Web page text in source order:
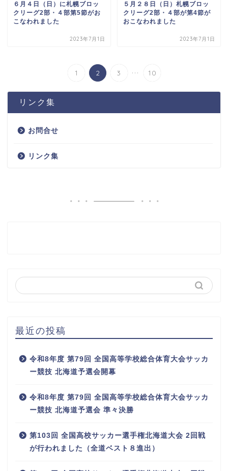
６月４日（日）に札幌ブロッ
クリーグ2部・４部第5節がお
こなわれました
2023年7月1日
５月２８日（日）札幌ブロッ
クリーグ2部・４部が第4節が
おこなわれました
2023年7月1日
1 2 3 ... 10
リンク集
お問合せ
リンク集
最近の投稿
令和8年度 第79回 全国高等学校総合体育大会サッカ
ー競技 北海道予選会開幕
令和8年度 第79回 全国高等学校総合体育大会サッカ
ー競技 北海道予選会 準々決勝
第103回 全国高校サッカー選手権北海道大会 2回戦
が行われました（全道ベスト８進出）